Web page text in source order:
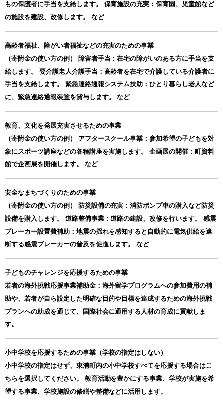
もの保護者に手当を支給します。 保育施設の充実：保育園、児童館など
の施設を建設、改修します。 など
高齢者福祉、障がい者福祉などの充実のための事業
（寄附金の使い方の例） 障害者手当：在宅の障がいのある方に手当を支
給します。 要介護老人介護手当：高齢者を在宅で介護している介護者に
手当を支給します。 緊急連絡通報システム扶助：ひとり暮らし老人など
に、緊急連絡通報装置を貸与します。 など
教育、文化を発展充実させるための事業
（寄附金の使い方の例） アフタースクール事業：参加希望の子どもを対
象にスポーツ講座などの各種講座を実施します。 企画展の開催：町資料
館で企画展を開催します。 など
安全なまちづくりのための事業
（寄附金の使い方の例） 防災設備の充実：消防ポンプ車の購入など防災
設備を購入します。 道路整備事業：道路の建設、改修を行います。 感震
ブレーカー設置費補助：地震の揺れを感知すると自動的に電気供給を遮
断する感震ブレーカーの普及を促進します。 など
子どものチャレンジを応援するための事業
若者の海外挑戦応援事業補助金：海外留学プログラムへの参加費用の補
助や、若者が自ら設定した明確な目的や目標を達成するための海外挑戦
プランへの助成を通じて、国際社会に通用する人材の育成に貢献しま
す。
小中学校を応援するための事業（学校の指定はしない）
小中学校の指定はせず、東浦町内の小中学校すべてを応援する場合はこ
ちらを選択してください。 教育活動を豊かにする事業、学校が実施を希
望する事業、学校施設の修繕や整備などに活用します。